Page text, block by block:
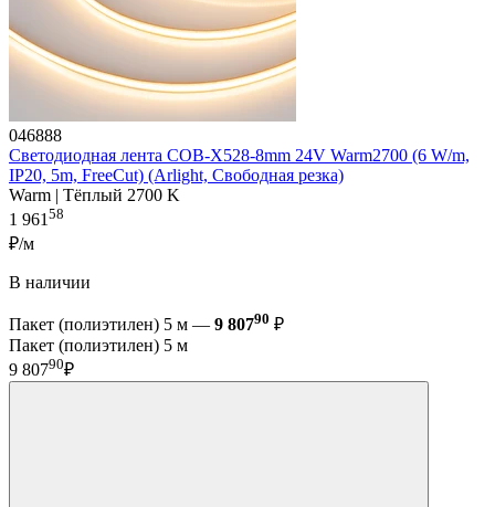
046888
Светодиодная лента COB-X528-8mm 24V Warm2700 (6 W/m,
IP20, 5m, FreeCut) (Arlight, Свободная резка)
Warm | Тёплый 2700 K
1 96158
₽/м
В наличии
Пакет (полиэтилен) 5 м — 9 80790 ₽
Пакет (полиэтилен) 5 м
9 80790₽